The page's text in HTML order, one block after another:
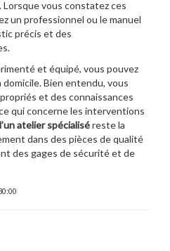
Lorsque vous constatez ces
un professionnel ou le manuel
précis et des
et équipé, vous pouvez
Bien entendu, vous
et des connaissances
qui concerne les interventions
atelier spécialiséreste la
dans des pièces de qualité
des gages de sécurité et de